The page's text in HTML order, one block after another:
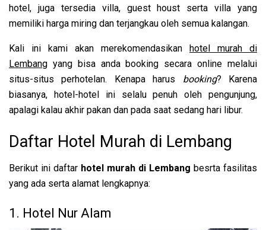
hotel, juga tersedia villa, guest houst serta villa yang
memiliki harga miring dan terjangkau oleh semua kalangan.
Kali ini kami akan merekomendasikan hotel murah di
Lembang yang bisa anda booking secara online melalui
situs-situs perhotelan. Kenapa harus booking? Karena
biasanya, hotel-hotel ini selalu penuh oleh pengunjung,
apalagi kalau akhir pakan dan pada saat sedang hari libur.
Daftar Hotel Murah di Lembang
Berikut ini daftar hotel murah di Lembang besrta fasilitas
yang ada serta alamat lengkapnya:
1. Hotel Nur Alam